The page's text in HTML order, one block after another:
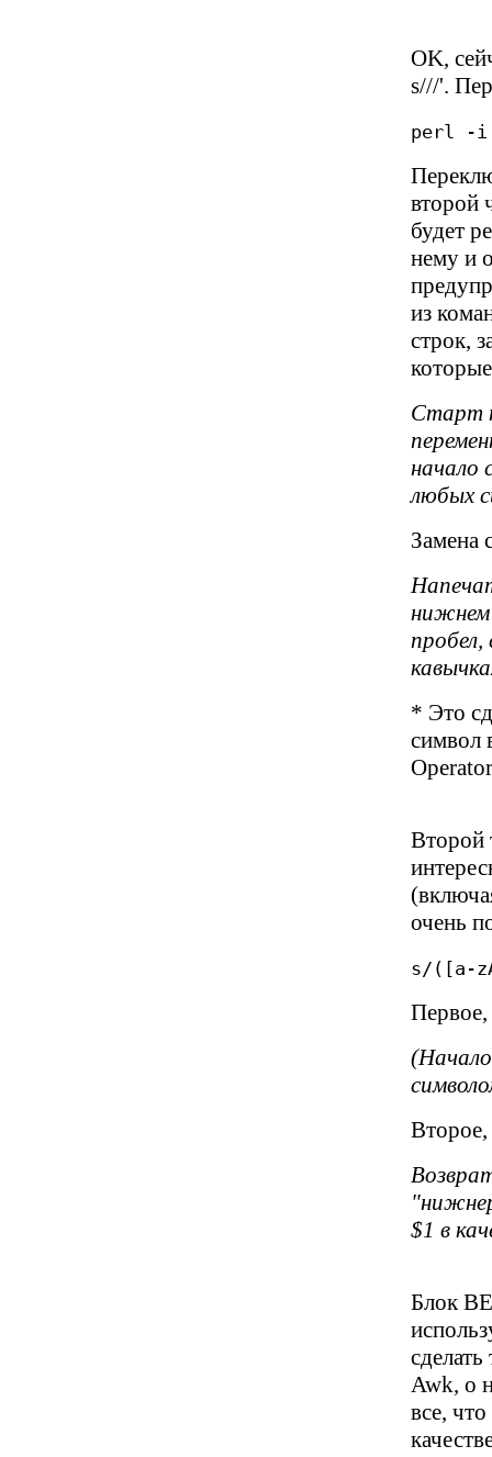
OK,
s///'.
perl -i
второй
будет
нему и
из
строк,
Старт
начало
любых
Замена
нижнем
* Это
символ
Второй
очень
s/([a-
Второе,
$1 в
Блок
Awk, о
все,